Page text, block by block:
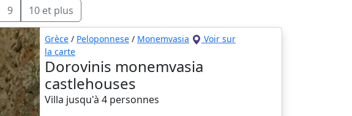
9 10 et plus
Grèce / Peloponnese / Monemvasia
Voir sur
la carte
Dorovinis monemvasia
castlehouses
Villa jusqu'à 4 personnes